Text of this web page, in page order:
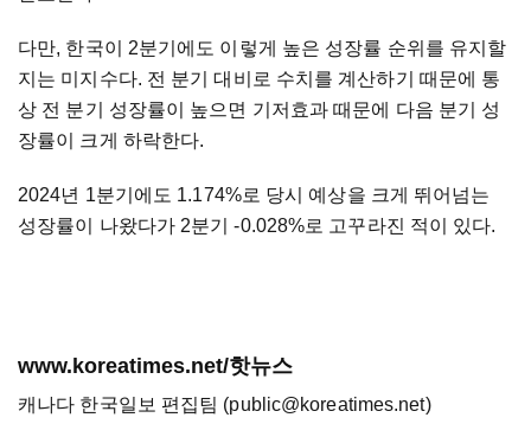
다만, 한국이 2분기에도 이렇게 높은 성장률 순위를 유지할
지는 미지수다. 전 분기 대비로 수치를 계산하기 때문에 통
상 전 분기 성장률이 높으면 기저효과 때문에 다음 분기 성
장률이 크게 하락한다.
2024년 1분기에도 1.174%로 당시 예상을 크게 뛰어넘는
성장률이 나왔다가 2분기 -0.028%로 고꾸라진 적이 있다.
www.koreatimes.net/핫뉴스
캐나다 한국일보 편집팀 (public@koreatimes.net)